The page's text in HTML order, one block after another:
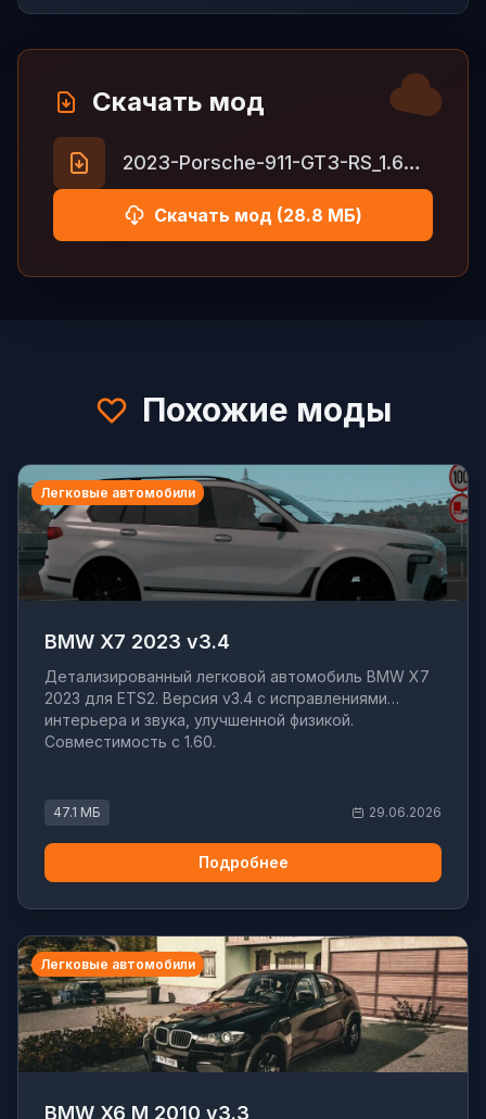
Скачать мод
2023-Porsche-911-GT3-RS_1.60x.zip
Скачать мод (28.8 МБ)
Похожие моды
Легковые автомобили
BMW X7 2023 v3.4
Детализированный легковой автомобиль BMW X7
2023 для ETS2. Версия v3.4 с исправлениями
интерьера и звука, улучшенной физикой.
Совместимость с 1.60.
47.1 МБ 29.06.2026
Подробнее
Легковые автомобили
BMW X6 M 2010 v3.3